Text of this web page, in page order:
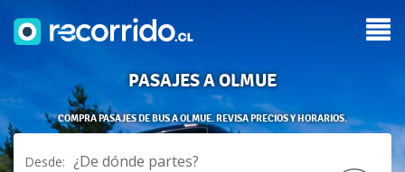
PASAJES A OLMUE
COMPRA PASAJES DE BUS A OLMUE. REVISA PRECIOS Y HORARIOS.
Desde: ¿De dónde partes?